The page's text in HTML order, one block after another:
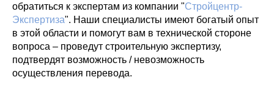
обратиться к экспертам из компании "Стройцентр-
Экспертиза". Наши специалисты имеют богатый опыт
в этой области и помогут вам в технической стороне
вопроса – проведут строительную экспертизу,
подтвердят возможность / невозможность
осуществления перевода.